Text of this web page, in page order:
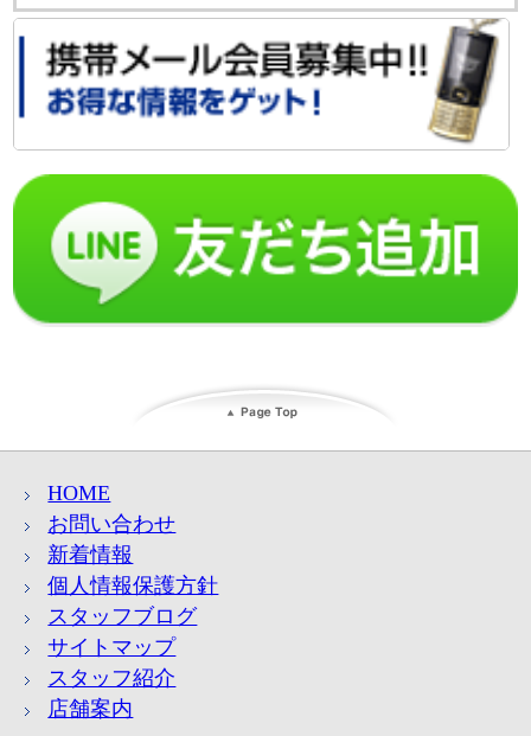
HOME
お問い合わせ
新着情報
個人情報保護方針
スタッフブログ
サイトマップ
スタッフ紹介
店舗案内